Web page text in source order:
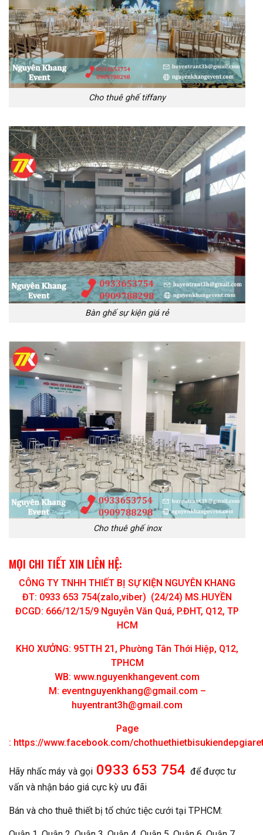
Cho thuê ghế tiffany
Bàn ghế sự kiện giá rẻ
Cho thuê ghế inox
MỌI CHI TIẾT XIN LIÊN HỆ:
CÔNG TY TNHH THIẾT BỊ SỰ KIỆN NGUYÊN KHANG
ĐT: 0933 653 754(zalo,viber) (24/24) MS.HUYỀN
ĐCGD: 666/12/15/9 Nguyễn Văn Quá, P.ĐHT, Q12, TP
HCM
KHO XƯỞNG: 95TTH 21, Phường Tân Thới Hiệp, Q12,
TPHCM
WB: www.nguyenkhangevent.com
M: eventnguyenkhang@gmail.com –
huyentrant3h@gmail.com
Page
: https://www.facebook.com/
Hãy nhấc máy và gọi 0933 653 754 để được tư
vấn và nhận báo giá cực kỳ ưu đãi
Bán và cho thuê thiết bị tổ chức tiệc cưới tại TPHCM: